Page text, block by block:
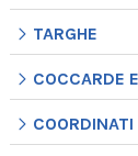
TARGHE
COCCARDE